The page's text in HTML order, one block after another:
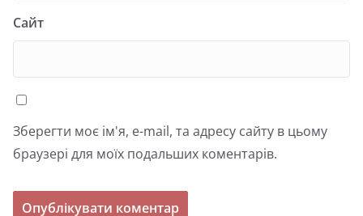
Сайт
Зберегти моє ім'я, e-mail, та адресу сайту в цьому
браузері для моїх подальших коментарів.